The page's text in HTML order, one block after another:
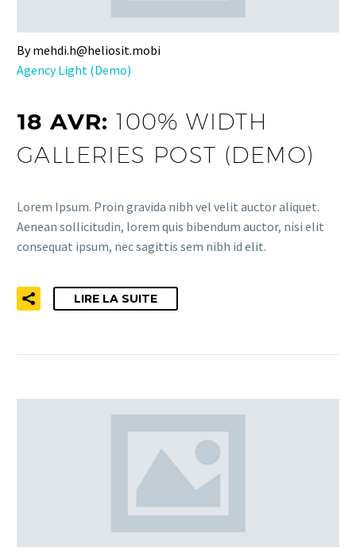
By mehdi.h@heliosit.mobi
Agency Light (Demo)
18 AVR:100% WIDTH
GALLERIES POST (DEMO)
Lorem Ipsum. Proin gravida nibh vel velit auctor aliquet.
Aenean sollicitudin, lorem quis bibendum auctor, nisi elit
consequat ipsum, nec sagittis sem nibh id elit.
LIRE LA SUITE